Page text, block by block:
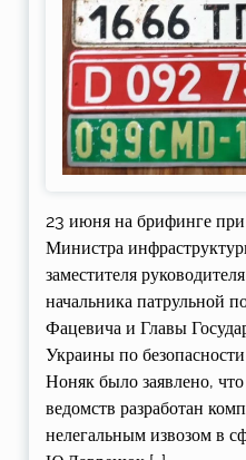
23 июня на брифинге при
Министра
заместителя
начальника патрульной
Фацевича и Главы
Украины по
Ноняк было заявлено,
ведомств разработан
нелегальным извозом в